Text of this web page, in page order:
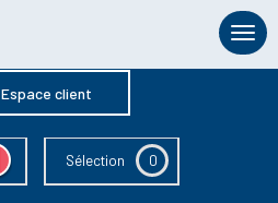
Espace client
Sélection 0